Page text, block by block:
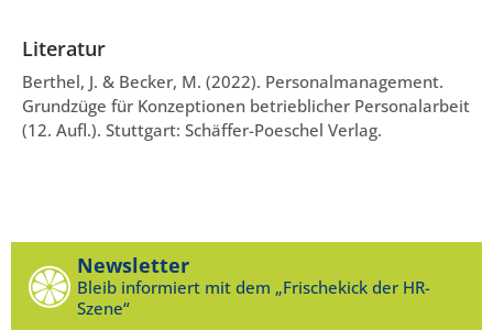
Literatur
Berthel, J. & Becker, M. (2022). Personalmanagement.
Grundzüge für Konzeptionen betrieblicher Personalarbeit
(12. Aufl.). Stuttgart: Schäffer-Poeschel Verlag.
Newsletter
Bleib informiert mit dem „Frischekick der HR-
Szene“